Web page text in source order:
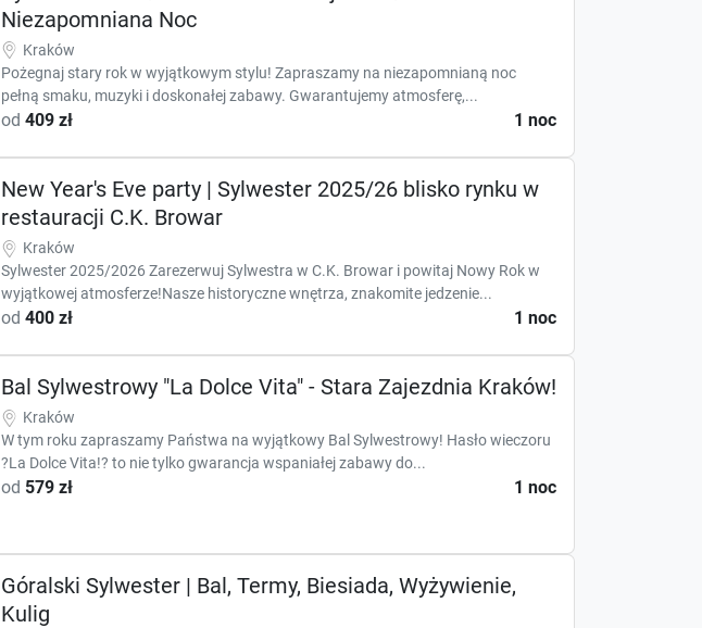
Niezapomniana Noc
Kraków
Pożegnaj stary rok w wyjątkowym stylu! Zapraszamy na niezapomnianą noc
pełną smaku, muzyki i doskonałej zabawy. Gwarantujemy atmosferę,...
od 409 zł 1 noc
New Year's Eve party | Sylwester 2025/26 blisko rynku w
restauracji C.K. Browar
Kraków
Sylwester 2025/2026 Zarezerwuj Sylwestra w C.K. Browar i powitaj Nowy Rok w
wyjątkowej atmosferze!Nasze historyczne wnętrza, znakomite jedzenie...
od 400 zł 1 noc
Bal Sylwestrowy "La Dolce Vita" - Stara Zajezdnia Kraków!
Kraków
W tym roku zapraszamy Państwa na wyjątkowy Bal Sylwestrowy! Hasło wieczoru
?La Dolce Vita!? to nie tylko gwarancja wspaniałej zabawy do...
od 579 zł 1 noc
Góralski Sylwester | Bal, Termy, Biesiada, Wyżywienie,
Kulig